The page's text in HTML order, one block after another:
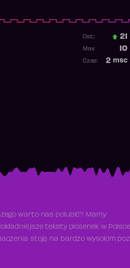
Ost.: 21
10
Max:
2 msc
Czas:
warto nas polubić? Mamy
teksty piosenek w
stoją na bardzo wysokim